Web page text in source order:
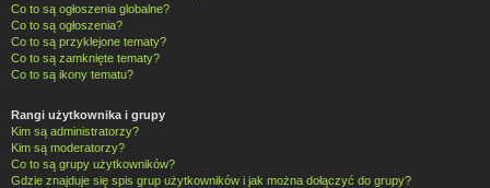
Co to są ogłoszenia globalne?
Co to są ogłoszenia?
Co to są przyklejone tematy?
Co to są zamknięte tematy?
Co to są ikony tematu?
Rangi użytkownika i grupy
Kim są administratorzy?
Kim są moderatorzy?
Co to są grupy użytkowników?
Gdzie znajduje się spis grup użytkowników i jak można dołączyć do grupy?